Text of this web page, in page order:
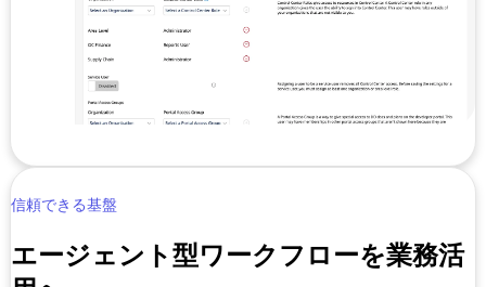
信頼できる基盤
エージェント型ワークフローを業務活